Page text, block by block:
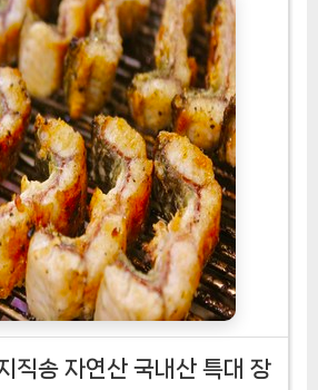
직송 자연산 국내산 특대 장